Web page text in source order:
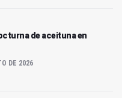
de aceituna en
DE 2026